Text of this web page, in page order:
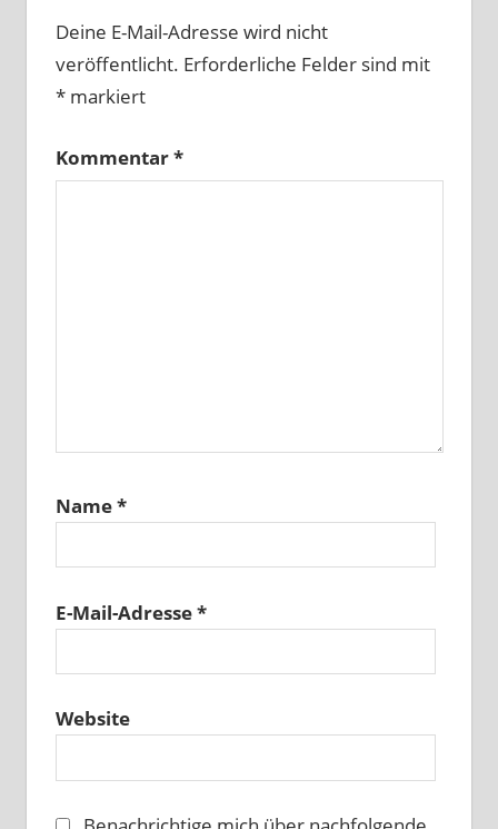
Deine E-Mail-Adresse wird nicht
veröffentlicht. Erforderliche Felder sind mit
*markiert
Kommentar*
Name*
E-Mail-Adresse*
Website